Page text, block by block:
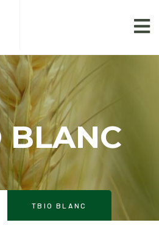
BLANC
TBIO BLANC